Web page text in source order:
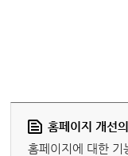
홈페이지 개선
홈페이지에 대한